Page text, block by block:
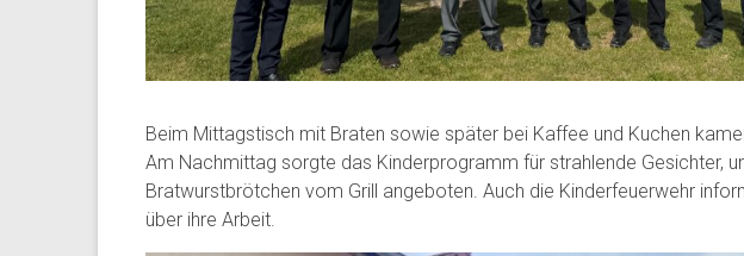
Beim Mittagstisch mit Braten sowie später bei Kaffee und Kuchen
Am Nachmittag sorgte das Kinderprogramm für strahlende Gesichter,
Bratwurstbrötchen vom Grill angeboten. Auch die Kinderfeuerwehr
über ihre Arbeit.